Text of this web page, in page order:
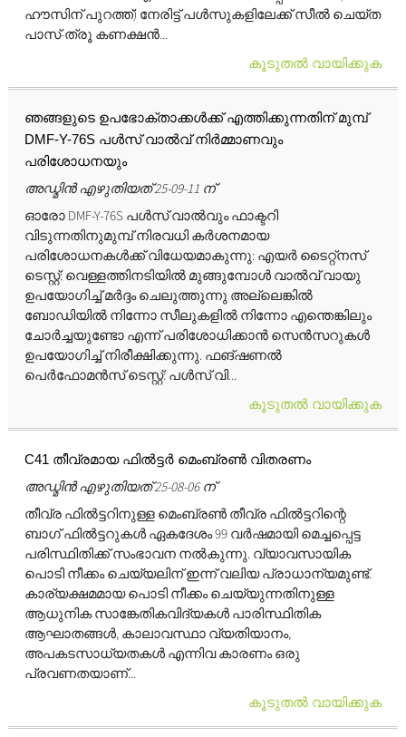
ഹൗസിന് പുറത്ത്) നേരിട്ട് പൾസുകളിലേക്ക് സീൽ ചെയ്‌ത
പാസ്-ത്രൂ കണക്ഷൻ...
കൂടുതൽ വായിക്കുക
ഞങ്ങളുടെ ഉപഭോക്താക്കൾക്ക് എത്തിക്കുന്നതിന് മുമ്പ്
DMF-Y-76S പൾസ് വാൽവ് നിർമ്മാണവും
പരിശോധനയും
അഡ്മിൻ എഴുതിയത് 25-09-11 ന്
ഓരോ DMF-Y-76S പൾസ് വാൽവും ഫാക്ടറി
വിടുന്നതിനുമുമ്പ് നിരവധി കർശനമായ
പരിശോധനകൾക്ക് വിധേയമാകുന്നു: എയർ ടൈറ്റ്നസ്
ടെസ്റ്റ്: വെള്ളത്തിനടിയിൽ മുങ്ങുമ്പോൾ വാൽവ് വായു
ഉപയോഗിച്ച് മർദ്ദം ചെലുത്തുന്നു അല്ലെങ്കിൽ
ബോഡിയിൽ നിന്നോ സീലുകളിൽ നിന്നോ എന്തെങ്കിലും
ചോർച്ചയുണ്ടോ എന്ന് പരിശോധിക്കാൻ സെൻസറുകൾ
ഉപയോഗിച്ച് നിരീക്ഷിക്കുന്നു. ഫങ്ഷണൽ
പെർഫോമൻസ് ടെസ്റ്റ്: പൾസ് വി...
കൂടുതൽ വായിക്കുക
C41 തീവ്രമായ ഫിൽട്ടർ മെംബ്രൺ വിതരണം
അഡ്മിൻ എഴുതിയത് 25-08-06 ന്
തീവ്ര ഫിൽട്ടറിനുള്ള മെംബ്രൺ തീവ്ര ഫിൽട്ടറിന്റെ
ബാഗ് ഫിൽട്ടറുകൾ ഏകദേശം 99 വർഷമായി മെച്ചപ്പെട്ട
പരിസ്ഥിതിക്ക് സംഭാവന നൽകുന്നു. വ്യാവസായിക
പൊടി നീക്കം ചെയ്യലിന് ഇന്ന് വലിയ പ്രാധാന്യമുണ്ട്.
കാര്യക്ഷമമായ പൊടി നീക്കം ചെയ്യുന്നതിനുള്ള
ആധുനിക സാങ്കേതികവിദ്യകൾ പാരിസ്ഥിതിക
ആഘാതങ്ങൾ, കാലാവസ്ഥാ വ്യതിയാനം,
അപകടസാധ്യതകൾ എന്നിവ കാരണം ഒരു
പ്രവണതയാണ്...
കൂടുതൽ വായിക്കുക